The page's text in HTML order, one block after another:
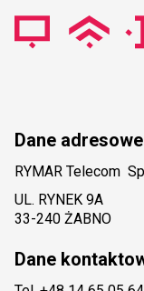
Dane adresowe
RYMAR Telecom
UL. RYNEK 9A
33-240 ŻABNO
Dane